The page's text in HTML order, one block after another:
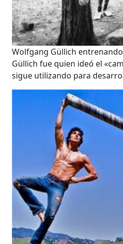
Wolfgang Güllich
Güllich fue quien ideó el
sigue utilizando para